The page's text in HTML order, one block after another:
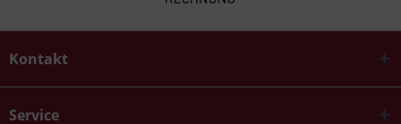
Kontakt
Service